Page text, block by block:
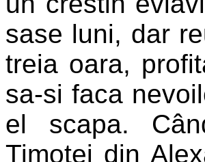
sase luni, dar
treia oara,
sa-si faca
el scapa.
Timotei din